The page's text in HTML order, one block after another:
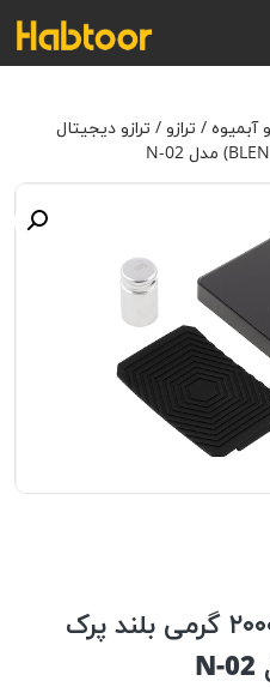
آبمیوه / ترازو / ترازو دیجیتال
ترازو دیجیتال مینی ۲۰۰۰ گرمی بلند پرک